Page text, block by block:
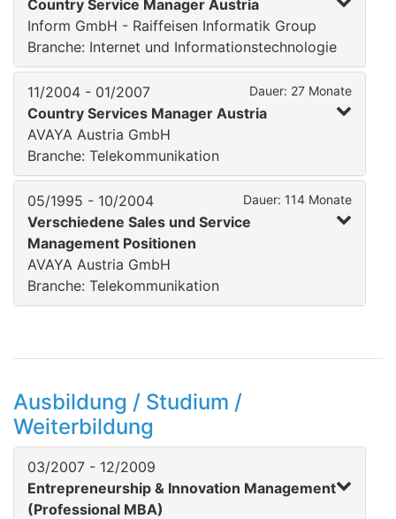
Country Service Manager Austria
Inform GmbH - Raiffeisen Informatik Group
Branche: Internet und Informationstechnologie
11/2004 - 01/2007 Dauer: 27 Monate
Country Services Manager Austria
AVAYA Austria GmbH
Branche: Telekommunikation
05/1995 - 10/2004 Dauer: 114 Monate
Verschiedene Sales und Service
Management Positionen
AVAYA Austria GmbH
Branche: Telekommunikation
Ausbildung / Studium /
Weiterbildung
03/2007 - 12/2009
Entrepreneurship & Innovation Management
(Professional MBA)